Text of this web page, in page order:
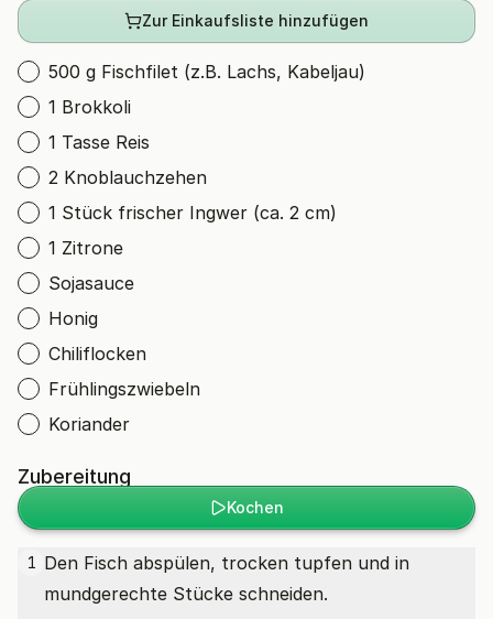
Zur Einkaufsliste hinzufügen
500 g Fischfilet (z.B. Lachs, Kabeljau)
1 Brokkoli
1 Tasse Reis
2 Knoblauchzehen
1 Stück frischer Ingwer (ca. 2 cm)
1 Zitrone
Sojasauce
Honig
Chiliflocken
Frühlingszwiebeln
Koriander
Zubereitung
Kochen
1 Den Fisch abspülen, trocken tupfen und in
mundgerechte Stücke schneiden.